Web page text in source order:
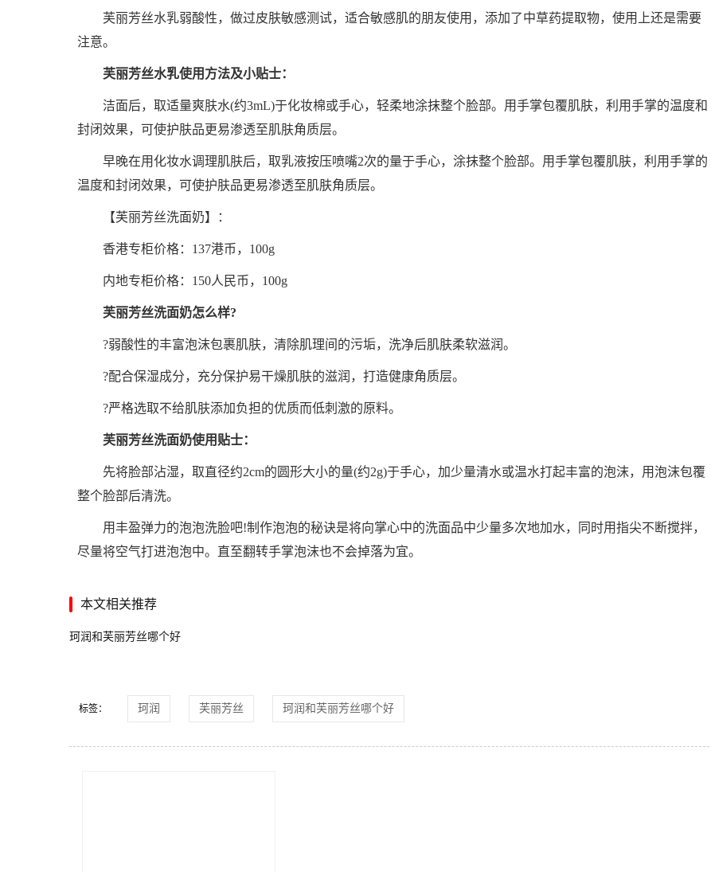
芙丽芳丝水乳弱酸性，做过皮肤敏感测试，适合敏感肌的朋友使用，添加了中草药提取物，使用上还是需要
注意。
芙丽芳丝水乳使用方法及小贴士：
洁面后，取适量爽肤水(约3mL)于化妆棉或手心，轻柔地涂抹整个脸部。用手掌包覆肌肤，利用手掌的温度和
封闭效果，可使护肤品更易渗透至肌肤角质层。
早晚在用化妆水调理肌肤后，取乳液按压喷嘴2次的量于手心，涂抹整个脸部。用手掌包覆肌肤，利用手掌的
温度和封闭效果，可使护肤品更易渗透至肌肤角质层。
【芙丽芳丝洗面奶】：
香港专柜价格：137港币，100g
内地专柜价格：150人民币，100g
芙丽芳丝洗面奶怎么样?
?弱酸性的丰富泡沫包裹肌肤，清除肌理间的污垢，洗净后肌肤柔软滋润。
?配合保湿成分，充分保护易干燥肌肤的滋润，打造健康角质层。
?严格选取不给肌肤添加负担的优质而低刺激的原料。
芙丽芳丝洗面奶使用贴士：
先将脸部沾湿，取直径约2cm的圆形大小的量(约2g)于手心，加少量清水或温水打起丰富的泡沫，用泡沫包覆
整个脸部后清洗。
用丰盈弹力的泡泡洗脸吧!制作泡泡的秘诀是将向掌心中的洗面品中少量多次地加水，同时用指尖不断搅拌，
尽量将空气打进泡泡中。直至翻转手掌泡沫也不会掉落为宜。
本文相关推荐
珂润和芙丽芳丝哪个好
标签： 珂润 芙丽芳丝 珂润和芙丽芳丝哪个好